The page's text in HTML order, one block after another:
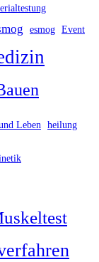
esmog Event
Leben heilung